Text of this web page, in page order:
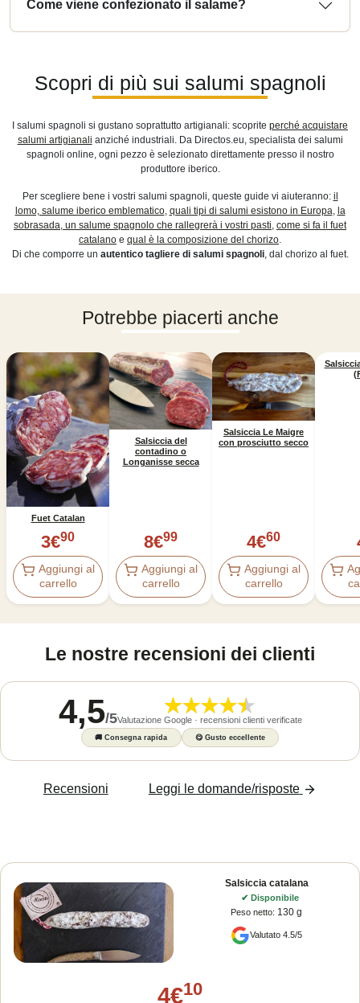
Come viene confezionato il salame?
Scopri di più sui salumi spagnoli
I salumi spagnoli si gustano soprattutto artigianali: scoprite perché acquistare
salumi artigianali anziché industriali. Da Directos.eu, specialista dei salumi
spagnoli online, ogni pezzo è selezionato direttamente presso il nostro
produttore iberico.
Per scegliere bene i vostri salumi spagnoli, queste guide vi aiuteranno: il
lomo, salume iberico emblematico, quali tipi di salumi esistono in Europa, la
sobrasada, un salume spagnolo che rallegrerà i vostri pasti, come si fa il fuet
catalano e qual è la composizione del chorizo.
Di che comporre un autentico tagliere di salumi spagnoli, dal chorizo al fuet.
Potrebbe piacerti anche
Fuet Catalan
3€90
Aggiungi al
carrello
Salsiccia del
contadino o
Longanisse secca
8€99
Aggiungi al
carrello
Salsiccia Le Maigre
con prosciutto secco
4€60
Aggiungi al
carrello
Le nostre recensioni dei clienti
4,5/5Valutazione Google · recensioni clienti verificate
🚚Consegna rapida 😋 Gusto eccellente
Recensioni Leggi le domande/risposte
Salsiccia catalana
✔ Disponibile
Peso netto: 130 g
Valutato 4.5/5
4€10